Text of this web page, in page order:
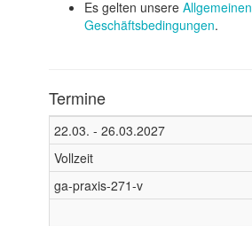
Es gelten unsere Allgemeinen
Geschäftsbedingungen.
Termine
22.03. - 26.03.2027
Vollzeit
ga-praxis-271-v